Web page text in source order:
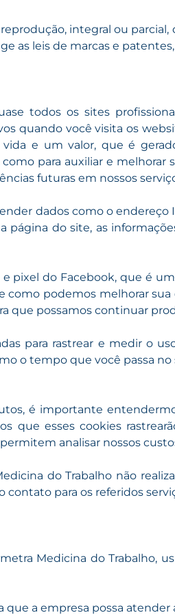
integral ou
as leis de marcas e
todos os sites
quando você visita os
e um valor, que é
para auxiliar e
futuras em nossos
dados como o endereço
página do site, as
pixel do Facebook, que é
como podemos melhorar
que possamos continuar
para rastrear e medir o
o tempo que você passa
é importante
que esses cookies
analisar nossos
do Trabalho não
contato para os referidos
Medicina do Trabalho,
que a empresa possa